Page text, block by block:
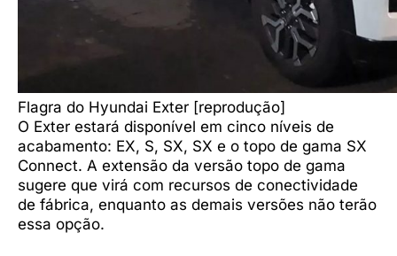
Flagra do Hyundai Exter [reprodução]
O Exter estará disponível em cinco níveis de
acabamento: EX, S, SX, SX e o topo de gama SX
Connect. A extensão da versão topo de gama
sugere que virá com recursos de conectividade
de fábrica, enquanto as demais versões não terão
essa opção.